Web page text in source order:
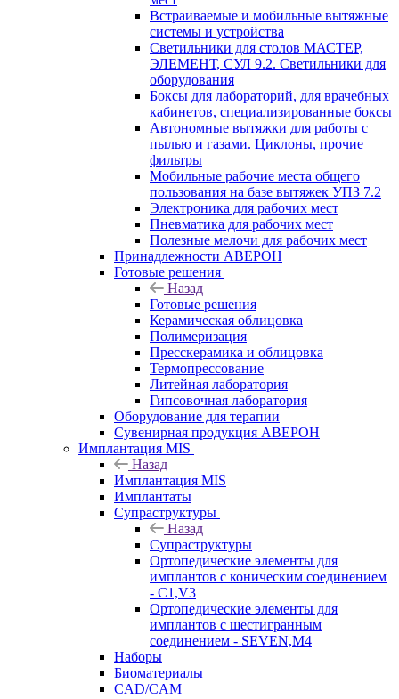
Встраиваемые и мобильные вытяжные
системы и устройства
Светильники для столов МАСТЕР,
ЭЛЕМЕНТ, СУЛ 9.2. Светильники для
оборудования
Боксы для лабораторий, для врачебных
кабинетов, специализированные боксы
Автономные вытяжки для работы с
пылью и газами. Циклоны, прочие
фильтры
Мобильные рабочие места общего
пользования на базе вытяжек УПЗ 7.2
Электроника для рабочих мест
Пневматика для рабочих мест
Полезные мелочи для рабочих мест
Принадлежности АВЕРОН
Готовые решения
Назад
Готовые решения
Керамическая облицовка
Полимеризация
Пресскерамика и облицовка
Термопрессование
Литейная лаборатория
Гипсовочная лаборатория
Оборудование для терапии
Сувенирная продукция АВЕРОН
Имплантация MIS
Назад
Имплантация MIS
Имплантаты
Супраструктуры
Назад
Супраструктуры
Ортопедические элементы для
имплантов с коническим соединением
- C1,V3
Ортопедические элементы для
имплантов с шестигранным
соединением - SEVEN,M4
Наборы
Биоматериалы
CAD/CAM